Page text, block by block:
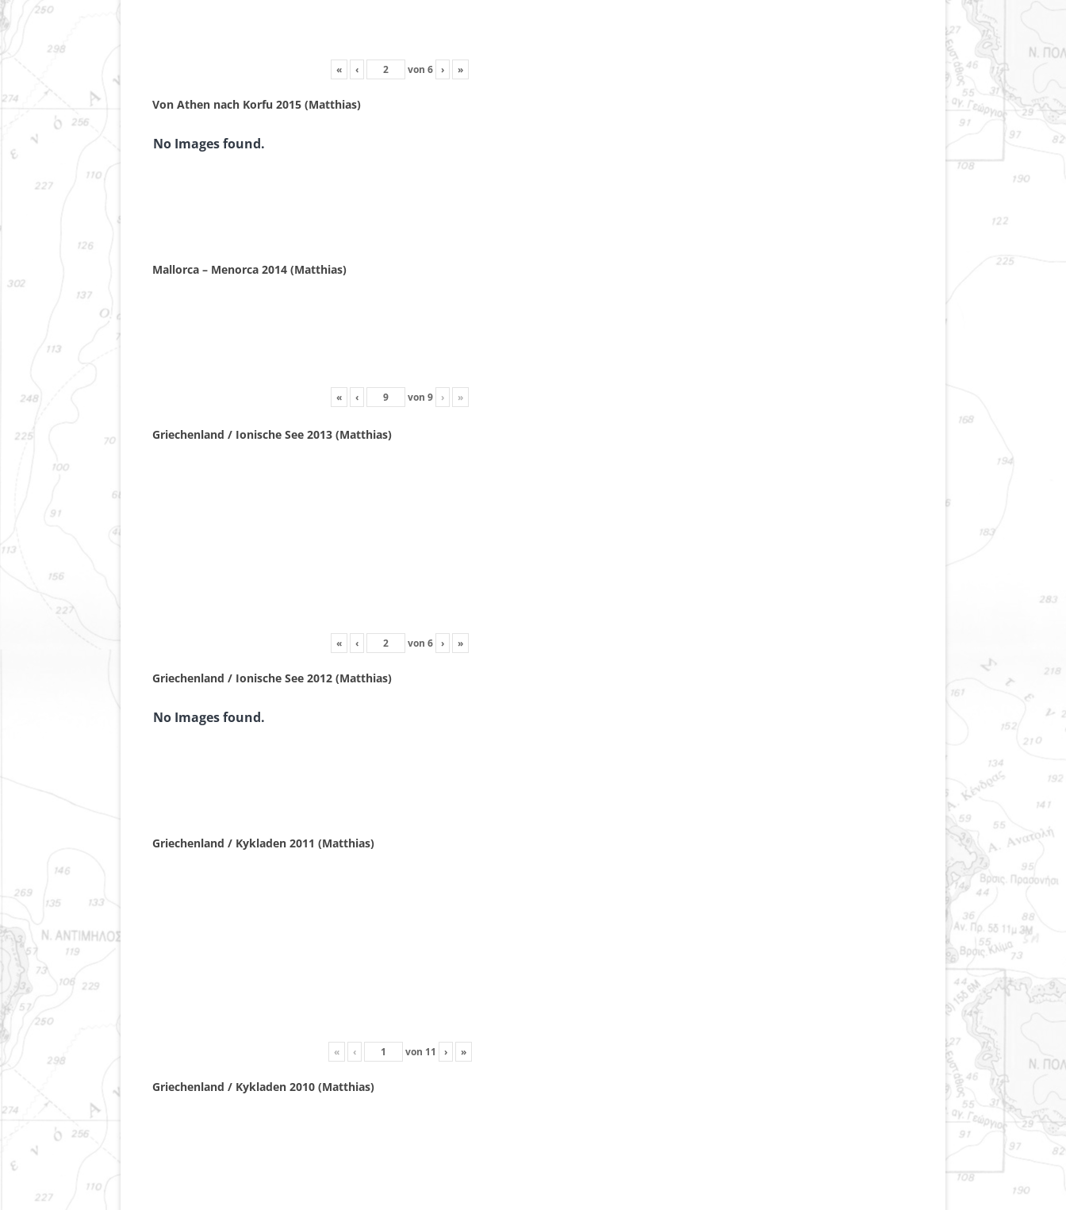
« ‹ von6 › »
Von Athen nach Korfu 2015 (Matthias)
No Images found.
Mallorca – Menorca 2014 (Matthias)
« ‹ von9 › »
Griechenland / Ionische See 2013 (Matthias)
« ‹ von6 › »
Griechenland / Ionische See 2012 (Matthias)
No Images found.
Griechenland / Kykladen 2011 (Matthias)
« ‹ von 11 › »
Griechenland / Kykladen 2010 (Matthias)